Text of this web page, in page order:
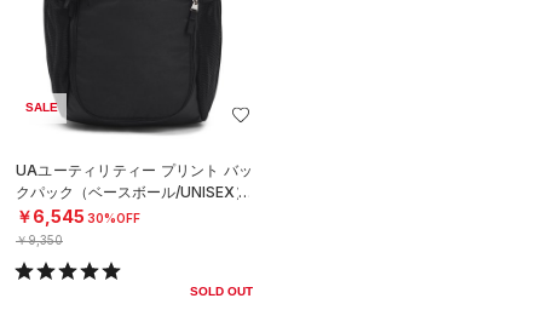
SALE
UAユーティリティー プリント バッ
クパック（ベースボール/UNISEX）
￥6,545 30%OFF
￥9,350
SOLD OUT